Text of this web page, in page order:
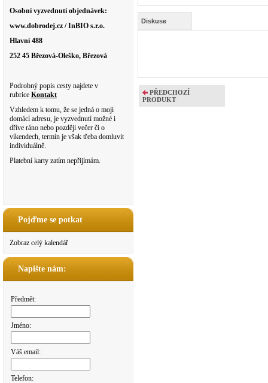
Osobní vyzvednutí objednávek:
www.dobrodej.cz / InBIO s.r.o.
Hlavní 488
252 45 Březová-Oleško, Březová
Podrobný popis cesty najdete v
rubrice Kontakt
Vzhledem k tomu, že se jedná o moji
domácí adresu, je vyzvednutí možné i
dříve ráno nebo později večer či o
víkendech, termín je však třeba domluvit
individuálně.
Platební karty zatím nepřijímám.
Pojďme se potkat
Zobraz celý kalendář
Napište nám:
Předmět:
Jméno:
Váš email:
Telefon:
Diskuse
PŘEDCHOZÍ
PRODUKT